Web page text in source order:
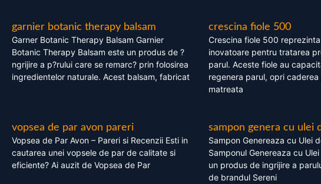
garnier botanic therapy balsam
Garner Botanic Therapy Balsam Garnier
Botanic Therapy Balsam este un produs de ?
ngrijire a p?rului care se remarc? prin folosirea
ingredientelor naturale. Acest balsam, fabricat
crescina fiole 500
Crescina fiole 500
inovatoare pentru tratarea
parul. Aceste fiole au
regenera parul, opri
matreata
vopsea de par avon pareri
Vopsea de Par Avon – Pareri si Recenzii Esti in
cautarea unei vopsele de par de calitate si
eficiente? Ai auzit de Vopsea de Par
sampon genera cu ulei
Sampon Genereaza cu Ulei
Samponul Genereaza cu
un produs de ingrijire a
de brandul Sereni